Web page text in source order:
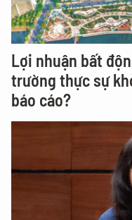
Lợi nhuận bất
trường thực sự
báo cáo?